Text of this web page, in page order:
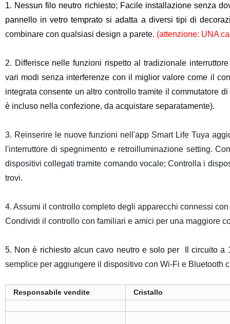
1. Nessun filo neutro richiesto; Facile installazione senza
pannello in vetro temprato si adatta a diversi tipi di
combinare con qualsiasi design a parete. (attenzione: UNA
2. Differisce nelle funzioni rispetto al tradizionale
vari modi senza interferenze con il miglior valore come il
integrata consente un altro controllo tramite il commutatore
è incluso nella confezione, da acquistare separatamente).
3. Reinserire le nuove funzioni nell'app Smart Life Tuya
l'interruttore di spegnimento e retroilluminazione setting.
dispositivi collegati tramite comando vocale; Controlla i
trovi.
4. Assumi il controllo completo degli apparecchi connessi
Condividi il controllo con familiari e amici per una maggiore
5. Non è richiesto alcun cavo neutro e solo per Il circuito a
semplice per aggiungere il dispositivo con Wi-Fi e Bluetooth
Responsabile vendite Cristallo